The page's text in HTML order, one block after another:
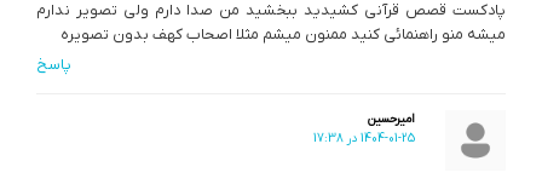
پادکست قصص قرآنی کشیدید ببخشید من صدا دارم ولی تصویر ندارم
میشه منو راهنمائی کنید ممنون میشم مثلا اصحاب کهف بدون تصویره
پاسخ
امیرحسین
1404-01-25 در 17:38